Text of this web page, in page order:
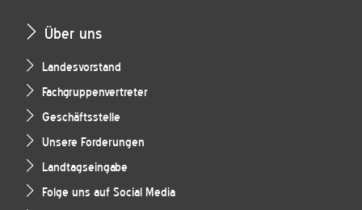
Über uns
Landesvorstand
Fachgruppenvertreter
Geschäftsstelle
Unsere Forderungen
Landtagseingabe
Folge uns auf Social Media